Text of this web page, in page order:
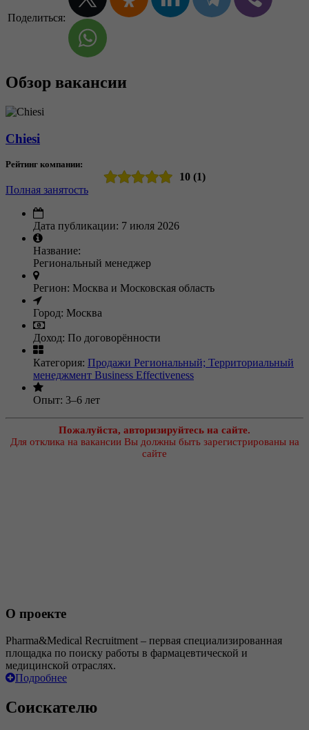
Поделиться:
Обзор вакансии
Chiesi
Рейтинг компании:
10 (1)
Полная занятость
Дата публикации: 7 июля 2026
Название:
Региональный менеджер
Регион: Москва и Московская область
Город: Москва
Доход: По договорённости
Категория: Продажи Региональный; Территориальный
менеджмент Business Effectiveness
Опыт: 3–6 лет
Пожалуйста, авторизируйтесь на сайте.
Для отклика на вакансии Вы должны быть зарегистрированы на
сайте
О проекте
Pharma&Medical Recruitment – первая специализированная
площадка по поиску работы в фармацевтической и
медицинской отраслях.
Подробнее
Соискателю